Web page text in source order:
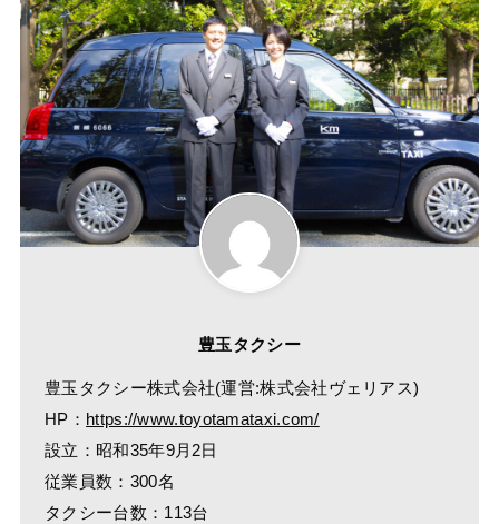
豊玉タクシー
豊玉タクシー株式会社(運営:株式会社ヴェリアス)
HP： https://www.toyotamataxi.com/
設立：昭和35年9月2日
従業員数：300名
タクシー台数：113台